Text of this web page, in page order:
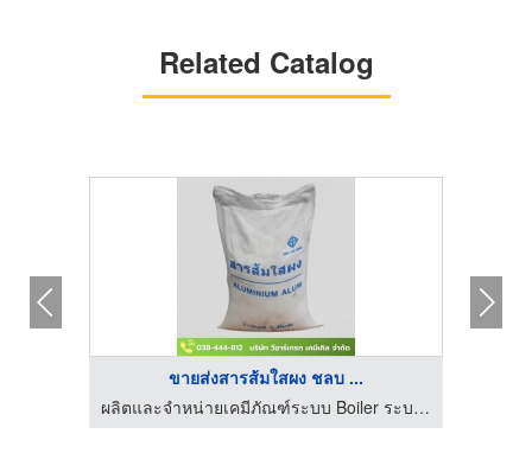
Related Catalog
ขายส่งสารส้มใสผง ชลบ ...
ผลิตและจำหน่ายเคมีภัณฑ์ระบบ Boiler ระบบ RO